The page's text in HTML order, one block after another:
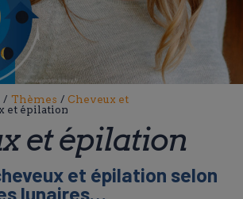
/ Thèmes / Cheveux et
et épilation
et épilation
et épilation selon
lunaires…